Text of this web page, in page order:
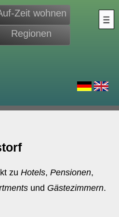
Zeit wohnen
Regionen
zuHotels,Pensionen,
und Gästezimmern.